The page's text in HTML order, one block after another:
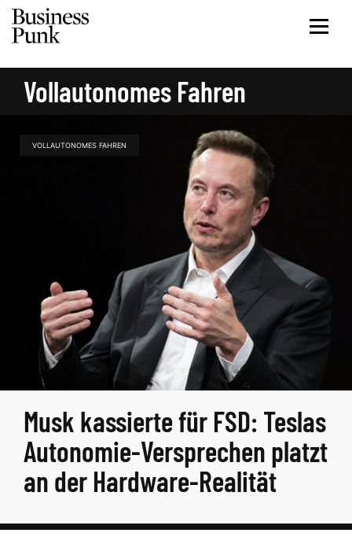
Vollautonomes Fahren
VOLLAUTONOMES FAHREN
Musk kassierte für FSD: Teslas
Autonomie-Versprechen platzt
an der Hardware-Realität